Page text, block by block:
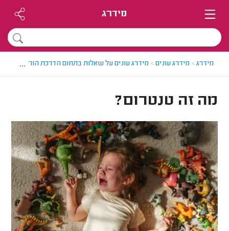
מידרג
מידרג> מידרג עונים> מידרג עונים על שאלות בתחום הדרכת הורים>...
מה זה טנטרום?